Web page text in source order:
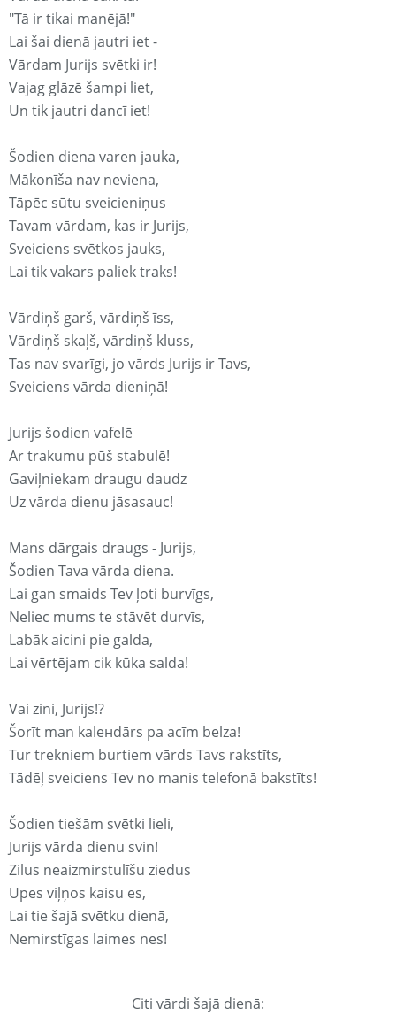
"Tā ir tikai manējā!"
Lai šai dienā jautri iet -
Vārdam Jurijs svētki ir!
Vajag glāzē šampi liet,
Un tik jautri dancī iet!
Šodien diena varen jauka,
Mākonīša nav neviena,
Tāpēc sūtu sveicieniņus
Tavam vārdam, kas ir Jurijs,
Sveiciens svētkos jauks,
Lai tik vakars paliek traks!
Vārdiņš garš, vārdiņš īss,
Vārdiņš skaļš, vārdiņš kluss,
Tas nav svarīgi, jo vārds Jurijs ir Tavs,
Sveiciens vārda dieniņā!
Jurijs šodien vafelē
Ar trakumu pūš stabulē!
Gaviļniekam draugu daudz
Uz vārda dienu jāsasauc!
Mans dārgais draugs - Jurijs,
Šodien Tava vārda diena.
Lai gan smaids Tev ļoti burvīgs,
Neliec mums te stāvēt durvīs,
Labāk aicini pie galda,
Lai vērtējam cik kūka salda!
Vai zini, Jurijs!?
Šorīt man kaleнdārs pa acīm belza!
Tur trekniem burtiem vārds Tavs rakstīts,
Tādēļ sveiciens Tev no manis telefonā bakstīts!
Šodien tiešām svētki lieli,
Jurijs vārda dienu svin!
Zilus neaizmirstulīšu ziedus
Upes viļņos kaisu es,
Lai tie šajā svētku dienā,
Nemirstīgas laimes nes!
Citi vārdi šajā dienā: